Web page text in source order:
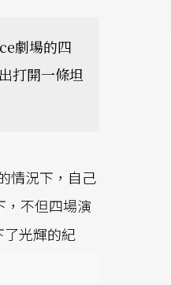
劇場的四
打開一條坦
情況下，自己
，不但四場演
光輝的紀